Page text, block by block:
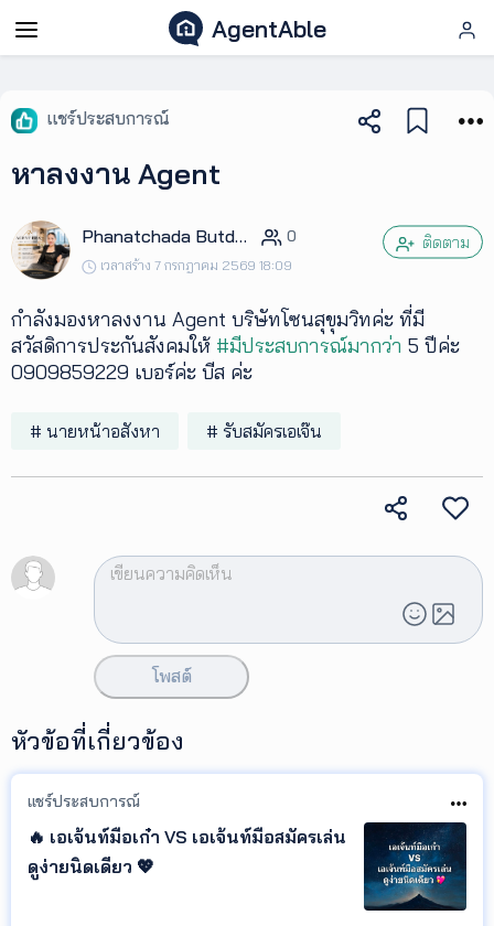
AgentAble
AgentAble
เอเจ
AgentClub
AgentTool
Podcast
เติม
บริการ
ดาวน์
โหลด
แอปฯ
แชร์ประสบการณ์
หาลงงาน Agent
Phanatchada Butdee 0
เวลาสร้าง 7 กรกฎาคม 2569 18:09
ติดตาม
กำลังมองหาลงงาน Agent บริษัทโซนสุขุมวิทค่ะ ที่มี
สวัสดิการประกันสังคมให้ #มีประสบการณ์มากว่า 5 ปีค่ะ
0909859229 เบอร์ค่ะ บีส ค่ะ
# นายหน้าอสังหา # รับสมัครเอเจ๊น
โพสต์
หัวข้อที่เกี่ยวข้อง
แชร์ประสบการณ์
🔥 เอเจ้นท์มือเก๋า VS เอเจ้นท์มือสมัครเล่น
ดูง่ายนิดเดียว 💖